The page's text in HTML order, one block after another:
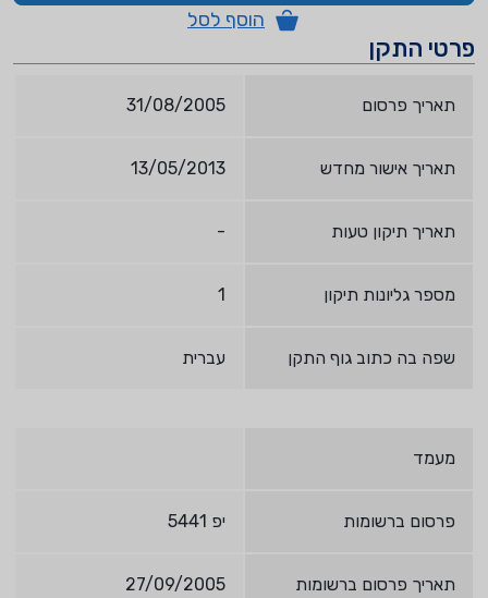
הוסף לסל
פרטי התקן
תאריך פרסום 31/08/2005
תאריך אישור מחדש 13/05/2013
תאריך תיקון טעות -
מספר גליונות תיקון 1
שפה בה כתוב גוף התקן עברית
מעמד
פרסום ברשומות יפ 5441
תאריך פרסום ברשומות 27/09/2005